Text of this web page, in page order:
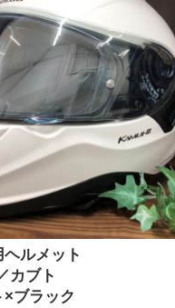
ルメット
カブト
×ブラック